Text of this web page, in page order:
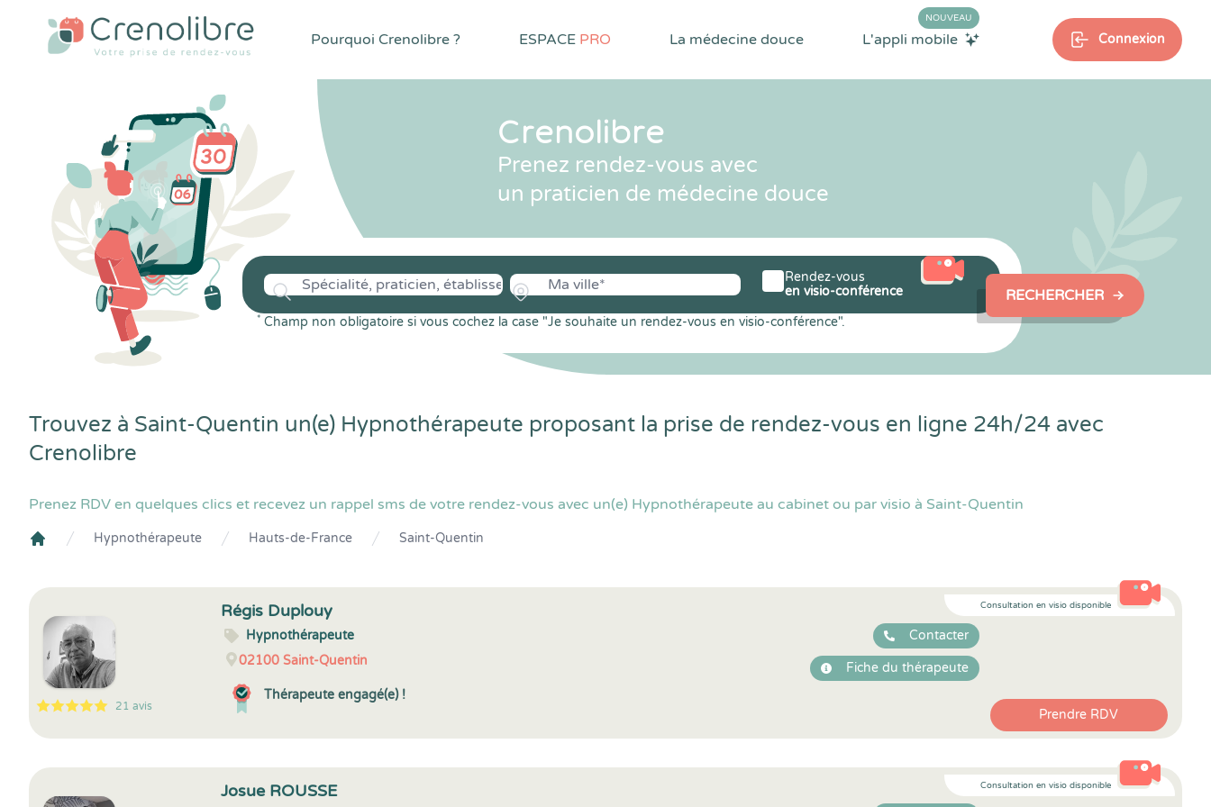
Pourquoi Crenolibre ? ESPACE PRO La médecine douce L'appli mobile
NOUVEAU
Connexion
Crenolibre
Prenez rendez-vous avec
un praticien de médecine douce
* Champ non obligatoire si vous cochez la case "Je souhaite un rendez-vous en visio-conférence".
Rendez-vous
en visio-conférence
RECHERCHER
Trouvez à Saint-Quentin un(e) Hypnothérapeute proposant la prise de rendez-vous en ligne 24h/24 avec
Crenolibre
Prenez RDV en quelques clics et recevez un rappel sms de votre rendez-vous avec un(e) Hypnothérapeute au cabinet ou par visio à Saint-Quentin
Hypnothérapeute Hauts-de-France Saint-Quentin
Consultation en visio disponible
5
1
5
21 21 avis
Régis Duplouy
Hypnothérapeute
02100 Saint-Quentin
Thérapeute engagé(e) !
Contacter
Fiche du thérapeute
Prendre RDV
Consultation en visio disponible
Josue ROUSSE